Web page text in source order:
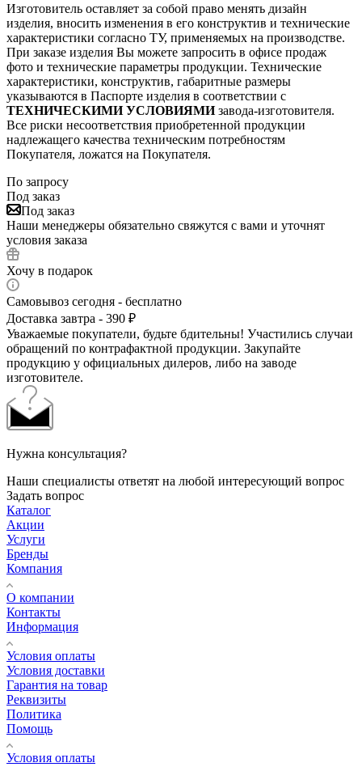
Изготовитель оставляет за собой право менять дизайн
изделия, вносить изменения в его конструктив и технические
характеристики согласно ТУ, применяемых на производстве.
При заказе изделия Вы можете запросить в офисе продаж
фото и технические параметры продукции. Технические
характеристики, конструктив, габаритные размеры
указываются в Паспорте изделия в соответствии с
ТЕХНИЧЕСКИМИ УСЛОВИЯМИзавода-изготовителя.
Все риски несоответствия приобретенной продукции
надлежащего качества техническим потребностям
Покупателя, ложатся на Покупателя.
По запросу
Под заказ
Под заказ
Наши менеджеры обязательно свяжутся с вами и уточнят
условия заказа
Хочу в подарок
Самовывоз сегодня - бесплатно
Доставка завтра - 390 ₽
Уважаемые покупатели, будьте бдительны! Участились случаи
обращений по контрафактной продукции. Закупайте
продукцию у официальных дилеров, либо на заводе
изготовителе.
Нужна консультация?
Наши специалисты ответят на любой интересующий вопрос
Задать вопрос
Каталог
Акции
Услуги
Бренды
Компания
О компании
Контакты
Информация
Условия оплаты
Условия доставки
Гарантия на товар
Реквизиты
Политика
Помощь
Условия оплаты